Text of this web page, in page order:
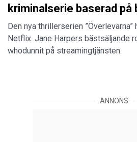
kriminalserie baserad på
Den nya thrillerserien ”Överlevarna”
Netflix. Jane Harpers bästsäljande
whodunnit på streamingtjänsten.
ANNONS